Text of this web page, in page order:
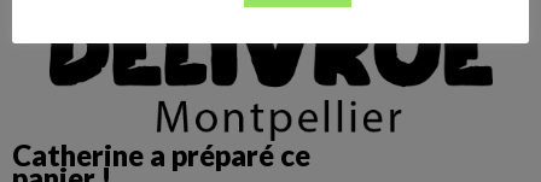
Catherine a préparé ce